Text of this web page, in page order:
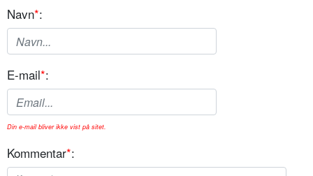
Navn*:
E-mail*:
Din e-mail bliver ikke vist på sitet.
Kommentar*: